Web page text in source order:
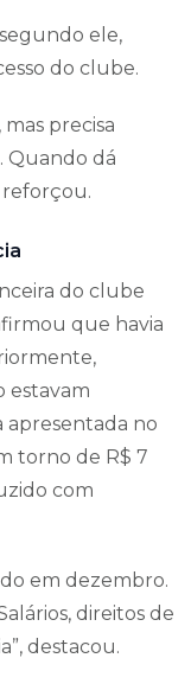
ele,
do clube.
precisa
Quando dá
reforçou.
do clube
que havia
estavam
apresentada no
torno de R$ 7
com
em dezembro.
direitos de
destacou.